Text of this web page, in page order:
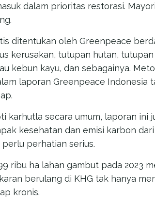
dalam prioritas restorasi.
ditentukan oleh Greenpeace
kerusakan, tutupan hutan,
kebun kayu, dan sebagainya.
laporan Greenpeace Indonesia
karhutla secara umum, laporan ini
kesehatan dan emisi karbon
perhatian serius.
ribu ha lahan gambut pada 2023
berulang di KHG tak hanya
kronis.